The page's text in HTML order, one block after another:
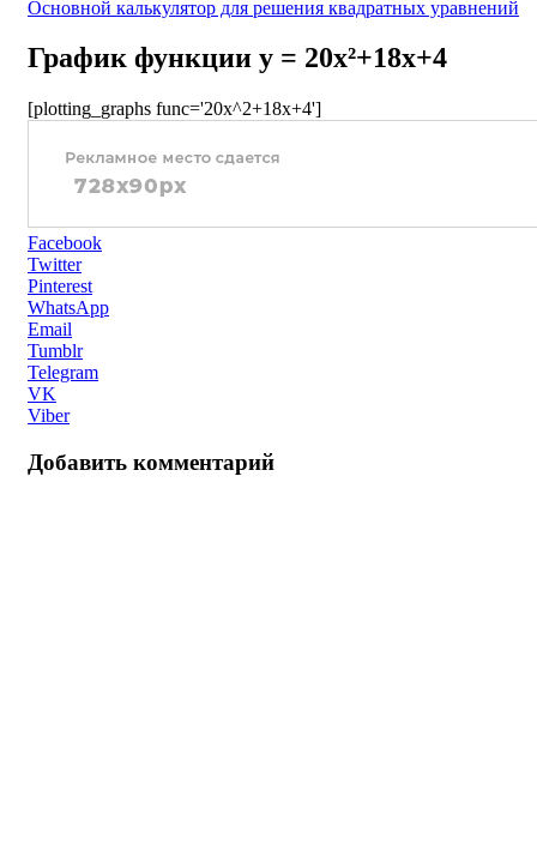
Основной калькулятор для решения квадратных уравнений
График функции y = 20x²+18x+4
[plotting_graphs func='20x^2+18x+4']
Facebook
Twitter
Pinterest
WhatsApp
Email
Tumblr
Telegram
VK
Viber
Добавить комментарий